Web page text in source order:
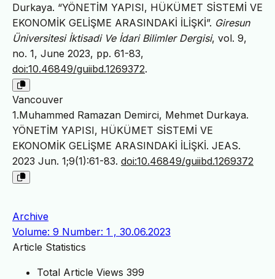
Durkaya. “YÖNETİM YAPISI, HÜKÜMET SİSTEMİ VE
EKONOMİK GELİŞME ARASINDAKİ İLİŞKİ”. Giresun
Üniversitesi İktisadi Ve İdari Bilimler Dergisi, vol. 9,
no. 1, June 2023, pp. 61-83,
doi:10.46849/guiibd.1269372.
Vancouver
1.Muhammed Ramazan Demirci, Mehmet Durkaya.
YÖNETİM YAPISI, HÜKÜMET SİSTEMİ VE
EKONOMİK GELİŞME ARASINDAKİ İLİŞKİ. JEAS.
2023 Jun. 1;9(1):61-83. doi:10.46849/guiibd.1269372
Archive
Volume: 9 Number: 1 , 30.06.2023
Article Statistics
Total Article Views 399